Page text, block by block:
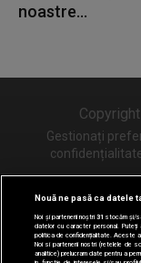
noastre...
Gestionați
Nouă ne pasă ca datele
Noi și partenerii noștri31 stocăm și/
datelor cu caracter personal. Puteți
politica de confidențialitate. Aceste
Noi si partenerii nostri (retelele de
analitice) prelucram date pentru a